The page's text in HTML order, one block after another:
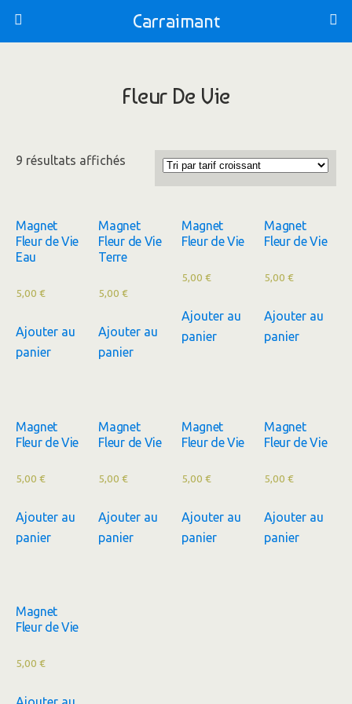
Carraimant
Fleur De Vie
9 résultats affichés
Magnet
Fleur de Vie
Eau
5,00 €
Ajouter au
panier
Magnet
Fleur de Vie
Terre
5,00€
Ajouter au
panier
Magnet
Fleur de Vie
5,00 €
Ajouter au
panier
Magnet
Fleur de Vie
5,00€
Ajouter au
panier
Magnet
Fleur de Vie
5,00 €
Ajouter au
panier
Magnet
Fleur de Vie
5,00€
Ajouter au
panier
Magnet
Fleur de Vie
5,00 €
Ajouter au
panier
Magnet
Fleur de Vie
5,00€
Ajouter au
panier
Magnet
Fleur de Vie
5,00 €